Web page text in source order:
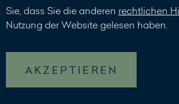
Sie, dass Sie die anderen rechtlichen
Nutzung der Website gelesen haben.
AKZEPTIEREN